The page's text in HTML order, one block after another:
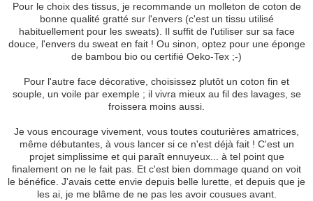
Pour le choix des tissus, je recommande un molleton de coton de
bonne qualité gratté sur l'envers (c'est un tissu utilisé
habituellement pour les sweats). Il suffit de l'utiliser sur sa face
douce, l'envers du sweat en fait ! Ou sinon, optez pour une éponge
de bambou bio ou certifié Oeko-Tex ;-)
Pour l'autre face décorative, choisissez plutôt un coton fin et
souple, un voile par exemple ; il vivra mieux au fil des lavages, se
froissera moins aussi.
Je vous encourage vivement, vous toutes couturières amatrices,
même débutantes, à vous lancer si ce n'est déjà fait ! C'est un
projet simplissime et qui paraît ennuyeux... à tel point que
finalement on ne le fait pas. Et c'est bien dommage quand on voit
le bénéfice. J'avais cette envie depuis belle lurette, et depuis que je
les ai, je me blâme de ne pas les avoir cousues avant.